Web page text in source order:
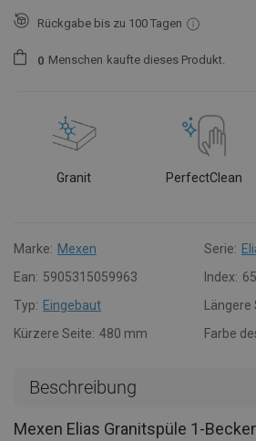
Rückgabe bis zu 100 Tagen
0 Menschen kaufte dieses Produkt.
Granit PerfectClean
Marke: Mexen Serie:
Ean: 5905315059963 Index:
Typ: Eingebaut
Kürzere Seite: 480 mm Farbe
Beschreibung
Mexen Elias Granitspüle 1-